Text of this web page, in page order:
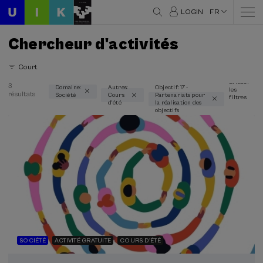
LOGIN FR
Chercheur d'activités
Court
Domaines thématiques
Modalité
En personne (3)
Cours en ligne en direct (1)
Type d'activité
Cours d'été (3)
Programmes spéciaux
3
résultats
Domaine:
Société
Autres:
Cours
d'été
Objectif: 17 -
Partenariats pour
la réalisation des
objectifs
Effacer
les
filtres
SOCIÉTÉ ACTIVITÉ GRATUITE COURS D'ÉTÉ